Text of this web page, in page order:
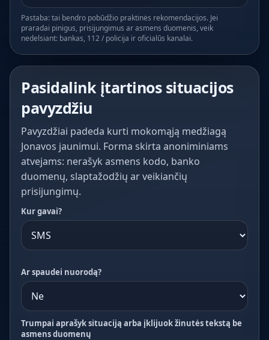
Pastaba: tai bendro pobūdžio praktinės rekomendacijos. Jei
praradai pinigus, prisijungimus ar asmens duomenis, veik
nedelsiant: bankas, 112 / policija ir oficialūs kanalai.
Pasidalink įtartinos situacijos
pavyzdžiu
Pavyzdžiai padeda kurti mokomąją medžiagą
Jonavos jaunimui. Forma skirta anoniminiams
atvejams: nerašyk asmens kodo, banko
duomenų, slaptažodžių ar veikiančių
prisijungimų.
Kur gavai?
Ar spaudei nuorodą?
Trumpai aprašyk situaciją arba įklijuok žinutės tekstą be
asmens duomenų